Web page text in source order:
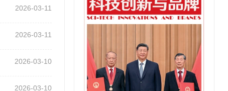
2026-03-11
2026-03-11
2026-03-10
2026-03-10